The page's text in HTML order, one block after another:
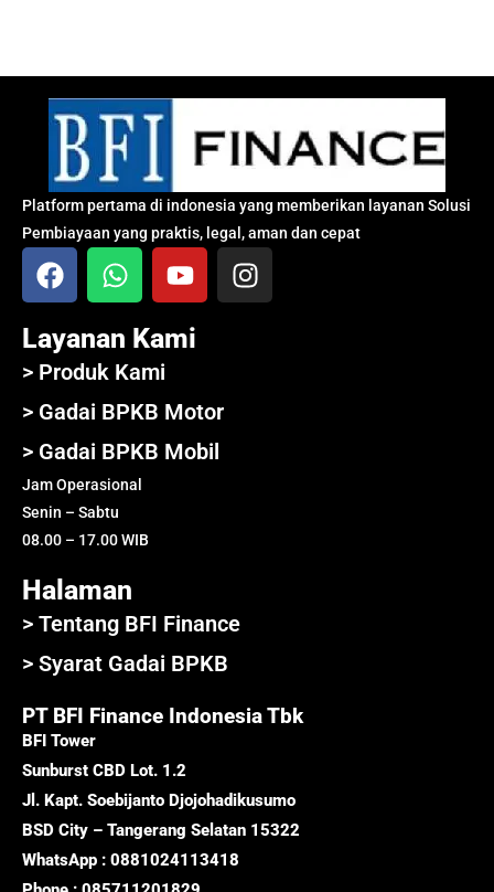
Platform pertama di indonesia yang memberikan layanan Solusi
Pembiayaan yang praktis, legal, aman dan cepat
Layanan Kami
> Produk Kami
> Gadai BPKB Motor
> Gadai BPKB Mobil
Jam Operasional
Senin – Sabtu
08.00 – 17.00 WIB
Halaman
> Tentang BFI Finance
> Syarat Gadai BPKB
PT BFI Finance Indonesia Tbk
BFI Tower
Sunburst CBD Lot. 1.2
Jl. Kapt. Soebijanto Djojohadikusumo
BSD City – Tangerang Selatan 15322
WhatsApp : 0881024113418